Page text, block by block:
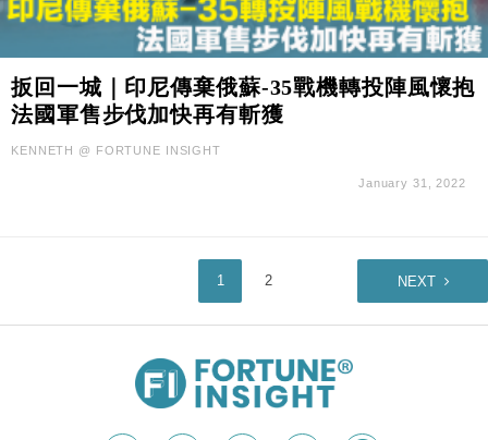
扳回一城｜印尼傳棄俄蘇-35戰機轉投陣風懷抱
法國軍售步伐加快再有斬獲
KENNETH @ FORTUNE INSIGHT
January 31, 2022
1 2 NEXT